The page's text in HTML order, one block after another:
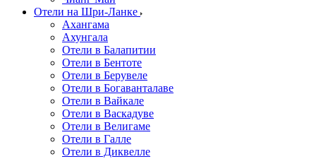
Отели на Шри-Ланке
Ахангама
Ахунгала
Отели в Балапитии
Отели в Бентоте
Отели в Берувеле
Отели в Богаванталаве
Отели в Вайкале
Отели в Васкадуве
Отели в Велигаме
Отели в Галле
Отели в Диквелле